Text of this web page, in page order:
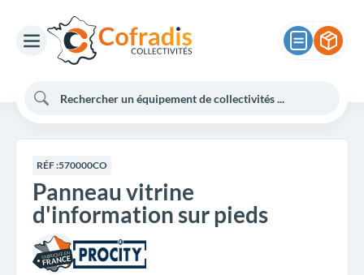
RÉF :570000CO
Panneau vitrine
d'information sur pieds